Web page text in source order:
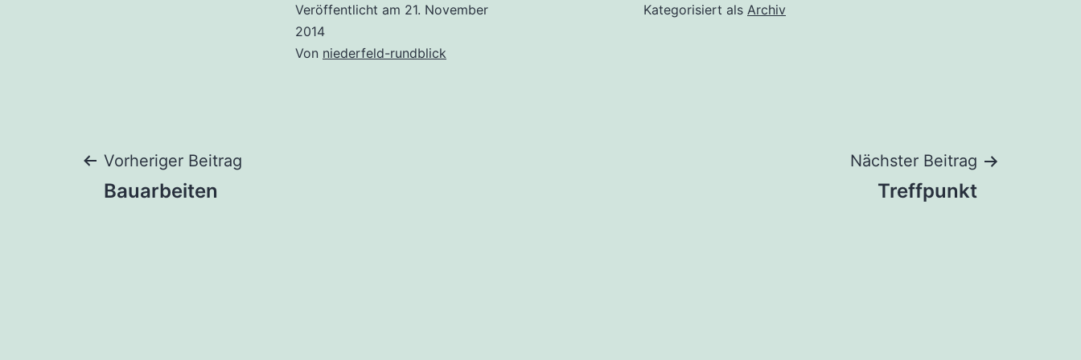
Veröffentlicht am 21. November
2014
Von niederfeld-rundblick
Kategorisiert als Archiv
Beitragsnavigation
Vorheriger Beitrag
Bauarbeiten
Nächster Beitrag
Treffpunkt